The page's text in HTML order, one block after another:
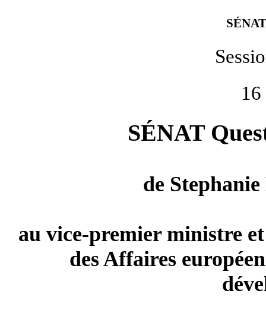
SÉNAT
de
au vice-premier ministre
des Affaires